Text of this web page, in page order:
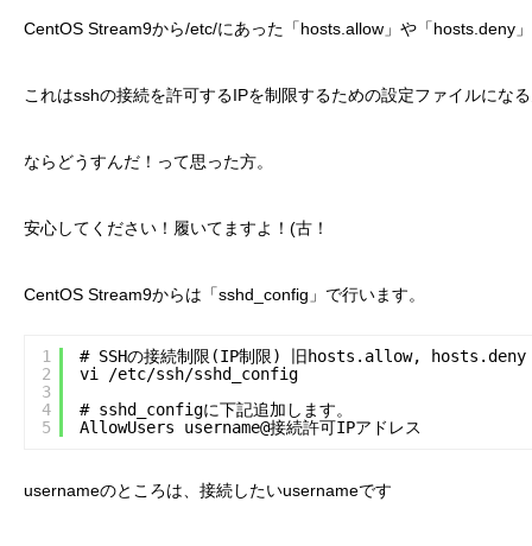
CentOS Stream9から/etc/にあった「hosts.allow」や「hosts.deny
これはsshの接続を許可するIPを制限するための設定ファイルにな
ならどうすんだ！って思った方。
安心してください！履いてますよ！(古！
CentOS Stream9からは「sshd_config」で行います。
1
2
3
4
5
# SSHの接続制限(IP制限) 旧hosts.allow, hosts.deny
vi /etc/ssh/sshd_config
# sshd_configに下記追加します。
AllowUsers username@接続許可IPアドレス
usernameのところは、接続したいusernameです